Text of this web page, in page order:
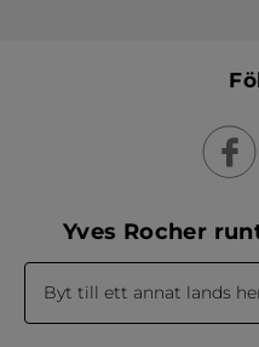
Yves Rocher
Byt till ett annat lands